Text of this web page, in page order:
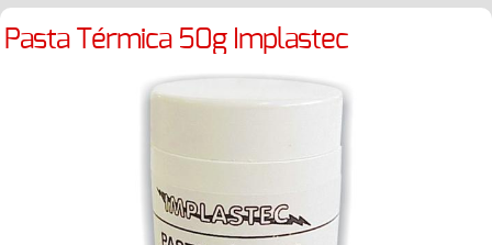
Pasta Térmica 50g Implastec